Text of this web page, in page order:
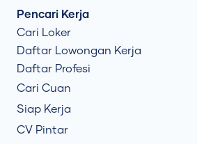
Pencari Kerja
Cari Loker
Daftar Lowongan Kerja
Daftar Profesi
Cari Cuan
Siap Kerja
CV Pintar